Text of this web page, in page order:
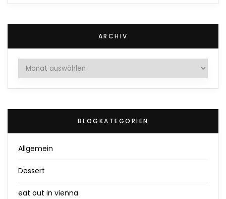
ARCHIV
Archiv
BLOGKATEGORIEN
Allgemein
Dessert
eat out in vienna